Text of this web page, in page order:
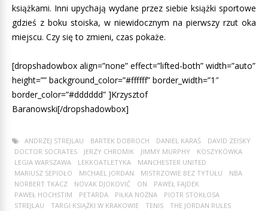
książkami. Inni upychają wydane przez siebie książki sportowe
gdzieś z boku stoiska, w niewidocznym na pierwszy rzut oka
miejscu. Czy się to zmieni, czas pokaże.
[dropshadowbox align=”none” effect=”lifted-both” width=”auto”
height=”” background_color=”#ffffff” border_width=”1″
border_color=”#dddddd” ]Krzysztof
Baranowski[/dropshadowbox]
ANDRZEJ STREJLAU BARTEK DOBROCH DANIEL KARAŚ
DAVID ZEISKY
DOCTOR SOCRATES
JERZY CHROMIK JIMMY MURPHY
KOSZYKÓWKA
LEGIA WARSZAWA
LEKKOATLETYKA
MANCHESTER UNITED
MARIUSZ SEPIOŁO
MICHAEL JORDAN MISTRZOWIE BEZ TYTUŁU
NBA
NORBERT TKACZ
NOVAK DJOKOVIĆ ON
PAWEŁ FAJDEK
PAWEŁ HOCHSTIM
PETARDA PIŁKA NOŻNA
PIOTR STOKŁOSA
STREJLAU
TARGI KSIĄŻKI W KRAKOWIE TENIS
THE JORDAN RULES